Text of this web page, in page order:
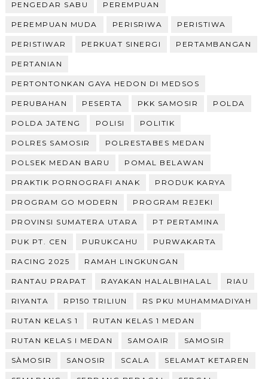
PENGEDAR SABU PEREMPUAN
PEREMPUAN MUDA PERISRIWA PERISTIWA
PERISTIWAR PERKUAT SINERGI PERTAMBANGAN
PERTANIAN
PERTONTONKAN GAYA HEDON DI MEDSOS
PERUBAHAN PESERTA PKK SAMOSIR POLDA
POLDA JATENG POLISI POLITIK
POLRES SAMOSIR POLRESTABES MEDAN
POLSEK MEDAN BARU POMAL BELAWAN
PRAKTIK PORNOGRAFI ANAK PRODUK KARYA
PROGRAM GO MODERN PROGRAM REJEKI
PROVINSI SUMATERA UTARA PT PERTAMINA
PUK PT. CEN PURUKCAHU PURWAKARTA
RACING 2025 RAMAH LINGKUNGAN
RANTAU PRAPAT RAYAKAN HALALBIHALAL RIAU
RIYANTA RP150 TRILIUN RS PKU MUHAMMADIYAH
RUTAN KELAS 1 RUTAN KELAS 1 MEDAN
RUTAN KELAS I MEDAN SAMOAIR SAMOSIR
SÀMOSIR SANOSIR SCALA SELAMAT KETAREN